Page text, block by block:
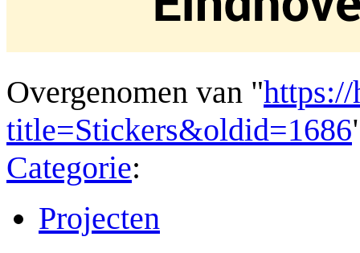
Overgenomen van "
title=Stickers&oldid=1686
Categorie:
Projecten